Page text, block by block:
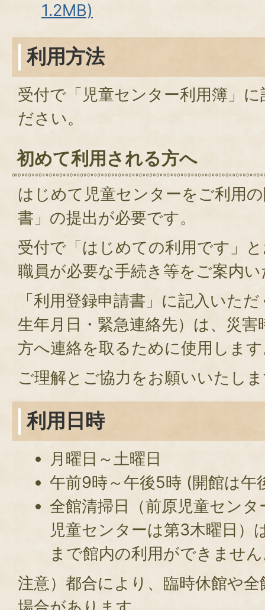
1.2MB)
利用方法
受付で「児童センター利用簿」
ださい。
初めて利用される方へ
はじめて児童センターをご利用
書」の提出が必要です。
受付で「はじめての利用です」
職員が必要な手続き等をご案内
「利用登録申請書」に記入いた
生年月日・緊急連絡先）は、災
方へ連絡を取るために使用しま
ご理解とご協力をお願いいたし
利用日時
月曜日～土曜日
午前9時～午後5時 (開館は
全館清掃日（前原児童セン
児童センターは第3木曜日）
まで館内の利用ができませ
注意）都合により、臨時休館や